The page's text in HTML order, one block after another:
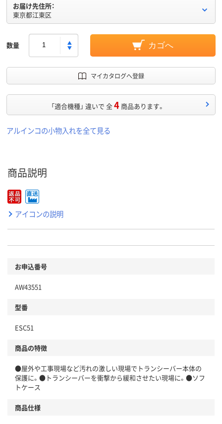
お届け先住所：
東京都江東区
数量 カゴへ
マイカタログへ登録
「適合機種」 違いで 全4 商品あります。
アルインコの小物入れを全て見る
商品説明
アイコンの説明
お申込番号
AW43551
型番
ESC51
商品の特徴
●屋外や工事現場など汚れの激しい現場でトランシーバー本体の
保護に。●トランシーバーを衝撃から緩和させたい現場に。●ソフ
トケース
商品仕様